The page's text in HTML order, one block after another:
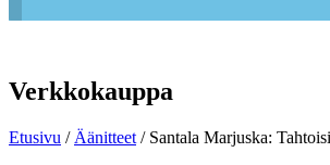
Verkkokauppa
Etusivu / Äänitteet / Santala Marjuska: